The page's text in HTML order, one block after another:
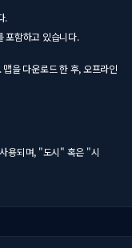
.
포함하고 있습니다.
을 다운로드 한 후, 오프라인
용되며, "도시" 혹은 "시